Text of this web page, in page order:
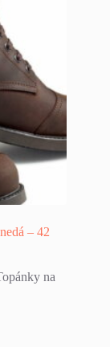
– 42
na